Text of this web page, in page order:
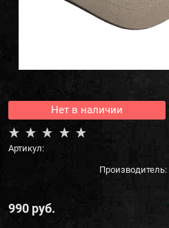
Нет в наличии
Артикул:
Производитель:
990 руб.